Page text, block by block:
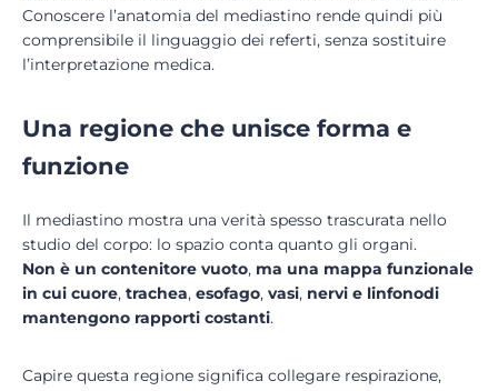
Conoscere l’anatomia del mediastino rende quindi più
comprensibile il linguaggio dei referti, senza sostituire
l’interpretazione medica.
Una regione che unisce forma e
funzione
Il mediastino mostra una verità spesso trascurata nello
studio del corpo: lo spazio conta quanto gli organi.
Non è un contenitore vuoto, ma una mappa funzionale
in cui cuore, trachea, esofago, vasi, nervi e linfonodi
mantengono rapporti costanti.
Capire questa regione significa collegare respirazione,